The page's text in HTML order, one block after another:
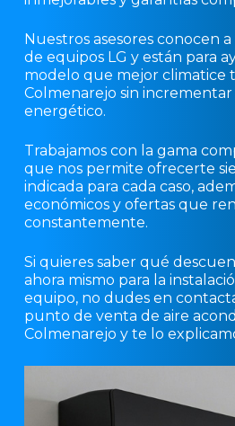
Nuestros asesores conocen
de equipos LG y están para
modelo que mejor climatice
Colmenarejo sin
energético.
Trabajamos con la gama
que nos permite ofrecerte
indicada para cada caso,
económicos y ofertas que
constantemente.
Si quieres saber qué
ahora mismo para la
equipo, no dudes en
punto de venta de aire
Colmenarejo y te lo